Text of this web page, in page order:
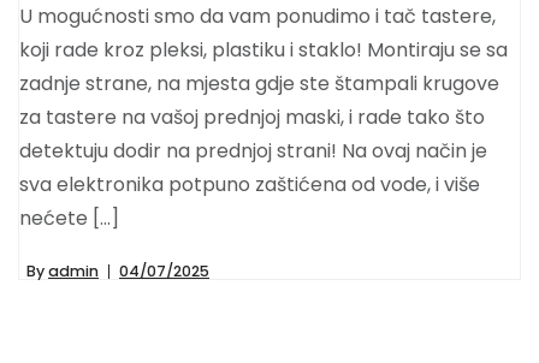
U mogućnosti smo da vam ponudimo i tač tastere,
koji rade kroz pleksi, plastiku i staklo! Montiraju se sa
zadnje strane, na mjesta gdje ste štampali krugove
za tastere na vašoj prednjoj maski, i rade tako što
detektuju dodir na prednjoj strani! Na ovaj način je
sva elektronika potpuno zaštićena od vode, i više
nećete […]
Byadmin 04/07/2025